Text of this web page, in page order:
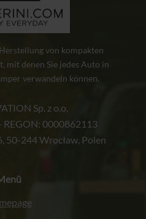
von kompakten
mit denen Sie jedes Auto in
verwandeln können.
Sp. z o.o.
0000862113
50-244 Wrocław, Polen